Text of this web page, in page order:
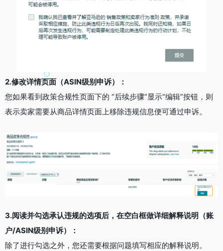
2.修改详情页面（ASIN级别申诉）：
您如果看到政策合规性页面下的 “后续步骤”显示“编辑”按钮，则
表示卖家需要从商品详情页面上移除违规信息便可通过申诉。
3.阅读并勾选承认违规的选项后，在空白框做详细解释说明（账
户/ASIN级别申诉）：
除了进行勾选之外，您还需要根据问题填写相应的解释说明。